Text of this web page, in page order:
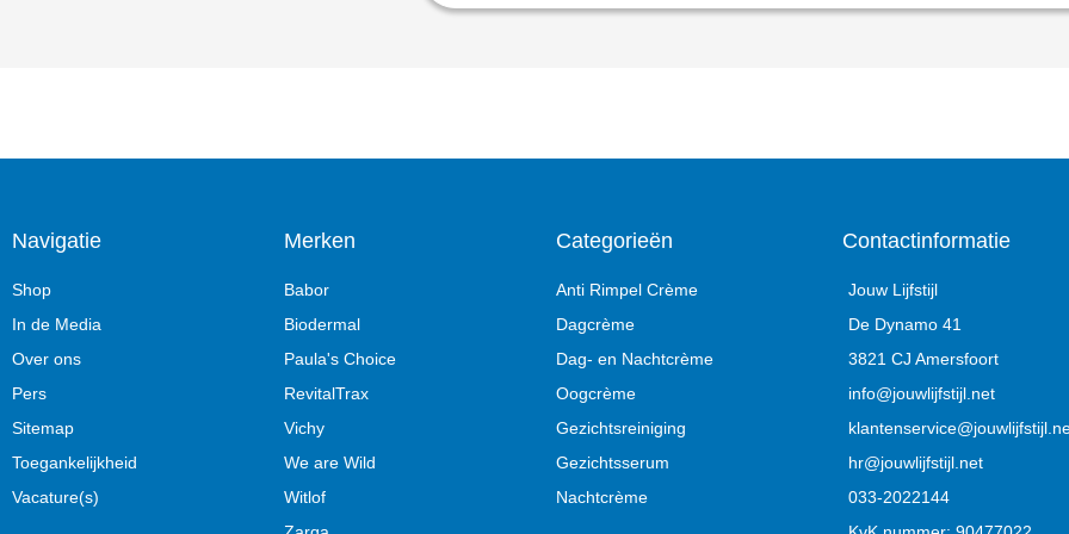
Navigatie
Shop
In de Media
Over ons
Pers
Sitemap
Toegankelijkheid
Vacature(s)
Merken
Babor
Biodermal
Paula's Choice
RevitalTrax
Vichy
We are Wild
Witlof
Categorieën
Anti Rimpel Crème
Dagcrème
Dag- en Nachtcrème
Oogcrème
Gezichtsreiniging
Gezichtsserum
Nachtcrème
Contactinformatie
Jouw Lijfstijl
De Dynamo 41
3821 CJ Amersfoort
info@jouwlijfstijl.net
hr@jouwlijfstijl.net
033-2022144